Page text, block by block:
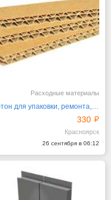
Расходные материалы
Картон для упаковки, ремонта, декораций и творчества
330
Красноярск
26 сентября в 06:12